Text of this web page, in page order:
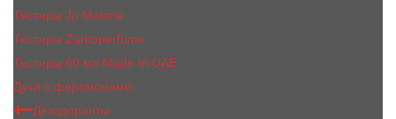
Тестеры Jо Malоnе
Тестеры Zarkoperfume
Тестеры 60 мл Made In UAE
Духи с феромонами
Дезодоранты